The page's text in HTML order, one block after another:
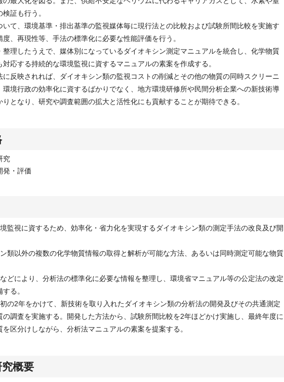
証も行う。
て、環境基準・排出基準の監視媒体毎に現行法との比較および試験所間比較を実施す
、再現性等、手法の標準化に必要な性能評価を行う。
理したうえで、媒体別になっているダイオキシン測定マニュアルを統合し、化学物質
対応する持続的な環境監視に資するマニュアルの素案を作成する。
反映されれば、ダイオキシン類の監視コストの削減とその他の物質の同時スクリーニ
環境行政の効率化に資するばかりでなく、地方環境研修所や民間分析企業への新技術導
りとなり、研究や調査範囲の拡大と活性化にも貢献することが期待できる。
究
発・評価
監視に資するため、効率化・省力化を実現するダイオキシン類の測定手法の改良及び開
類以外の複数の化学物質情報の取得と解析が可能な方法、あるいは同時測定可能な物質
どにより、分析法の標準化に必要な情報を整理し、環境省マニュアル等の公定法の改定
る。
の2年をかけて、新技術を取り入れたダイオキシン類の分析法の開発及びその共通測定
の調査を実施する。開発した方法から、試験所間比較を2年ほどかけ実施し、最終年度に
区分けしながら、分析法マニュアルの素案を提案する。
概要